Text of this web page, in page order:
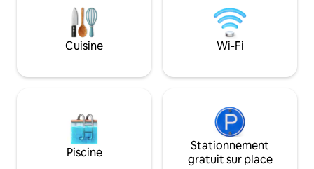
voyageurs qui veulent vraiment se
détendre et revisiter les années 70 dans
des draps de luxe, avec une cheminée
ouverte et une bouteille de vin rouge.
plage.
Ajoutez une
d'animaux
baignade et vous
parfaite !
Cuisine Wi-Fi
Piscine
Stationnement
gratuit sur place